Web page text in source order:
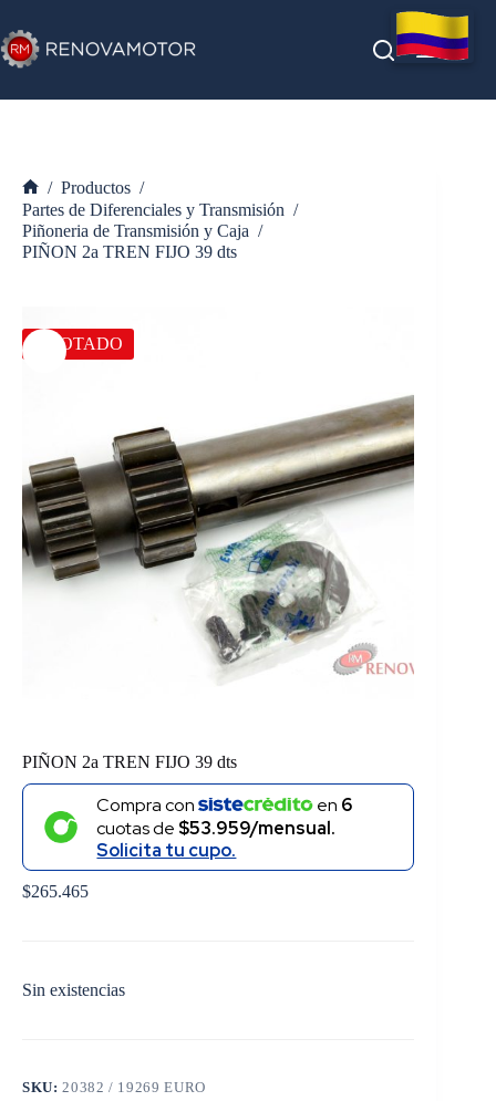
al
contenido
Inicio
/ Productos /
Partes de Diferenciales y Transmisión /
Piñoneria de Transmisión y Caja /
PIÑON 2a TREN FIJO 39 dts
AGOTADO
PIÑON 2a TREN FIJO 39 dts
Compra con en 6
cuotas de $53.959/mensual.
Solicita tu cupo.
$265.465
Sin existencias
SKU:20382 / 19269 EURO